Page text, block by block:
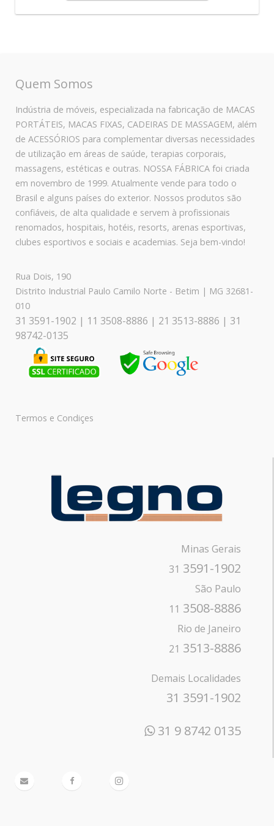
Quem Somos
Indústria de móveis, especializada na fabricação de MACAS
PORTÁTEIS, MACAS FIXAS, CADEIRAS DE MASSAGEM, além
de ACESSÓRIOS para complementar diversas necessidades
de utilização em áreas de saúde, terapias corporais,
massagens, estéticas e outras. NOSSA FÁBRICA foi criada
em novembro de 1999. Atualmente vende para todo o
Brasil e alguns países do exterior. Nossos produtos são
confiáveis, de alta qualidade e servem à profissionais
renomados, hospitais, hotéis, resorts, arenas esportivas,
clubes esportivos e sociais e academias. Seja bem-vindo!
Rua Dois, 190
Distrito Industrial Paulo Camilo Norte - Betim | MG 32681-
010
31 3591-1902 | 11 3508-8886 | 21 3513-8886 | 31
98742-0135
Termos e Condiçes
Minas Gerais
31 3591-1902
São Paulo
11 3508-8886
Rio de Janeiro
21 3513-8886
Demais Localidades
31 3591-1902
31 9 8742 0135